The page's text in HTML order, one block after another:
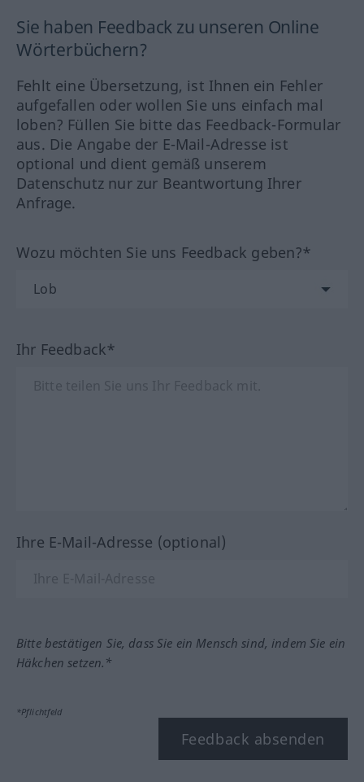
Sie haben Feedback zu unseren Online
Wörterbüchern?
Fehlt eine Übersetzung, ist Ihnen ein Fehler
aufgefallen oder wollen Sie uns einfach mal
loben? Füllen Sie bitte das Feedback-Formular
aus. Die Angabe der E-Mail-Adresse ist
optional und dient gemäß unserem
Datenschutz nur zur Beantwortung Ihrer
Anfrage.
Wozu möchten Sie uns Feedback geben?*
Ihr Feedback*
Ihre E-Mail-Adresse (optional)
Bitte bestätigen Sie, dass Sie ein Mensch sind, indem Sie ein
Häkchen setzen.*
*Pflichtfeld
Feedback absenden